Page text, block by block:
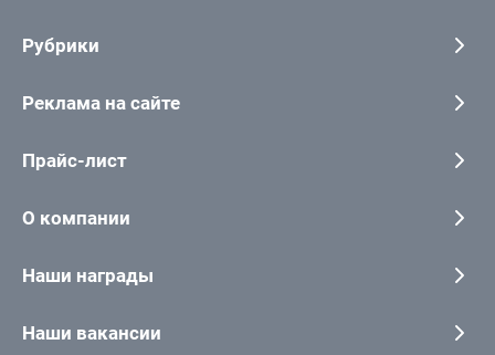
Рубрики
Реклама на сайте
Прайс-лист
О компании
Наши награды
Наши вакансии